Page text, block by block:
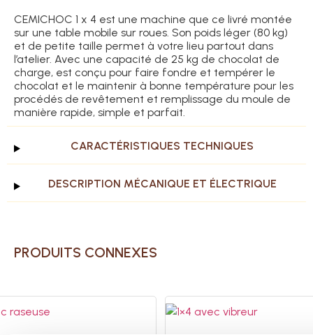
CEMICHOC 1 x 4 est une machine que ce livré montée
sur une table mobile sur roues. Son poids léger (80 kg)
et de petite taille permet à votre lieu partout dans
l’atelier. Avec une capacité de 25 kg de chocolat de
charge, est conçu pour faire fondre et tempérer le
chocolat et le maintenir à bonne température pour les
procédés de revêtement et remplissage du moule de
manière rapide, simple et parfait.
CARACTÉRISTIQUES TECHNIQUES
DESCRIPTION MÉCANIQUE ET ÉLECTRIQUE
PRODUITS CONNEXES